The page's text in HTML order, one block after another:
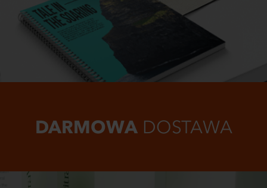
DARMOWA DOSTAWA